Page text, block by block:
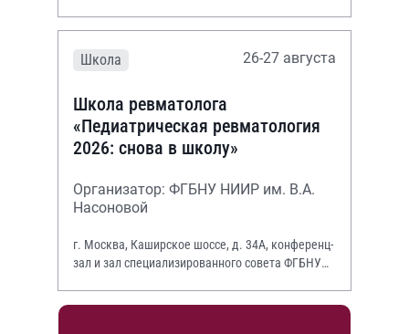
Школа 26-27 августа
Школа ревматолога
«Педиатрическая ревматология
2026: снова в школу»
Организатор: ФГБНУ НИИР им. В.А.
Насоновой
г. Москва, Каширское шоссе, д. 34А, конференц-
зал и зал специализированного совета ФГБНУ